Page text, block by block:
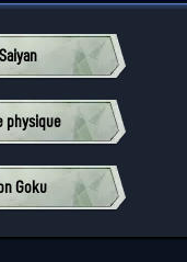
Saiyan
physique
Goku